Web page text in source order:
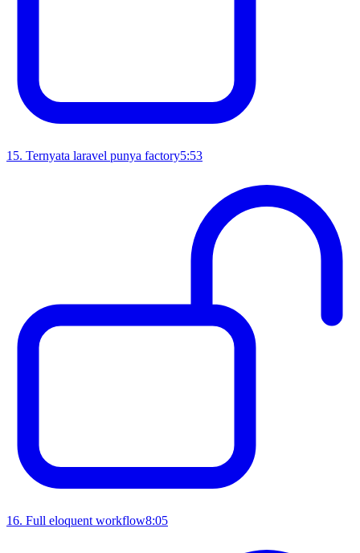
15. Ternyata laravel punya factory5:53
16. Full eloquent workflow8:05